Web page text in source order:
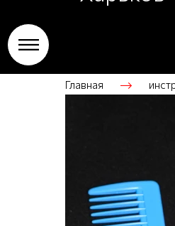
Главная